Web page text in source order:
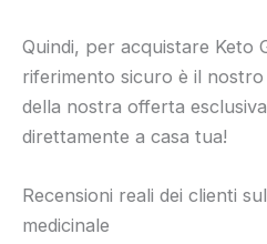
Quindi, per acquistare Keto
riferimento sicuro è il
della nostra offerta
direttamente a casa tua!
Recensioni reali dei clienti
medicinale